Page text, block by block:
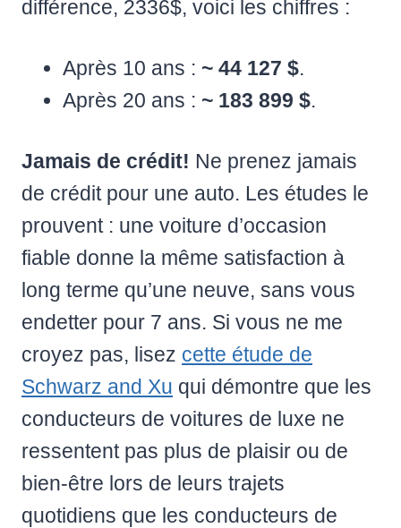
différence, 2336$, voici les chiffres :
Après 10 ans : ~ 44 127 $.
Après 20 ans : ~ 183 899 $.
Jamais de crédit! Ne prenez jamais
de crédit pour une auto. Les études le
prouvent : une voiture d’occasion
fiable donne la même satisfaction à
long terme qu’une neuve, sans vous
endetter pour 7 ans. Si vous ne me
croyez pas, lisez cette étude de
Schwarz and Xu qui démontre que les
conducteurs de voitures de luxe ne
ressentent pas plus de plaisir ou de
bien-être lors de leurs trajets
quotidiens que les conducteurs de